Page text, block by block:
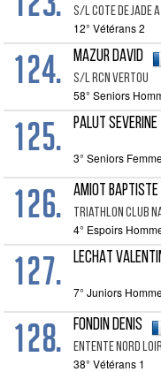
S/l Cote De
12° Vétérans 2
124. MAZUR David
S/l Rcn Vertou
58° Seniors
125. PALUT Severine
3° Seniors
126. AMIOT Baptiste
Triathlon Club
4° Espoirs
127. LECHAT
7° Juniors
128. FONDIN Denis
Entente Nord
38° Vétérans 1